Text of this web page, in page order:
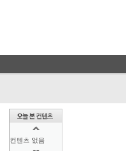
컨텐츠 없음